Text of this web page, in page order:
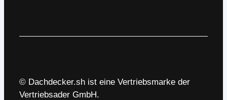
© Dachdecker.sh ist eine Vertriebsmarke der
Vertriebsader GmbH.